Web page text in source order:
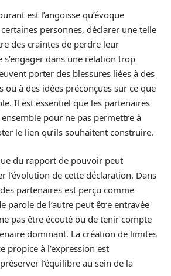
est l’angoisse qu’évoque
personnes, déclarer une telle
des craintes de perdre leur
s’engager dans une relation trop
porter des blessures liées à des
ou à des idées préconçues sur ce que
Il est essentiel que les partenaires
pour ne pas permettre à
le lien qu’ils souhaitent construire.
du rapport de pouvoir peut
l’évolution de cette déclaration. Dans
partenaires est perçu comme
parole de l’autre peut être entravée
pas être écouté ou de tenir compte
dominant. La création de limites
propice à l’expression est
l’équilibre au sein de la